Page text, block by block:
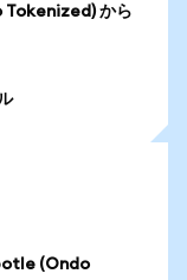
から
(Ondo